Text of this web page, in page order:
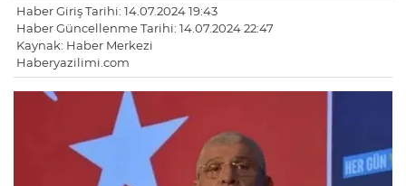
Haber Giriş Tarihi: 14.07.2024 19:43
Haber Güncellenme Tarihi: 14.07.2024 22:47
Kaynak: Haber Merkezi
Haberyazilimi.com